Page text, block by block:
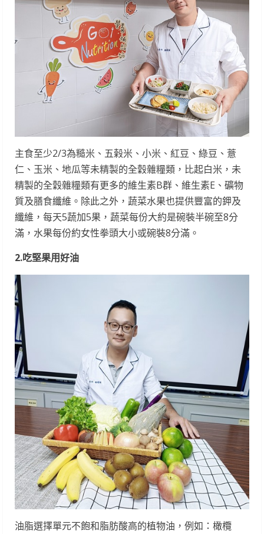
主食至少2/3為糙米、五榖米、小米、紅豆、綠豆、薏
仁、玉米、地瓜等未精製的全穀雜糧類，比起白米，未
精製的全穀雜糧類有更多的維生素B群、維生素E、礦物
質及膳食纖維。除此之外，蔬菜水果也提供豐富的鉀及
纖維，每天5蔬加5果，蔬菜每份大約是碗裝半碗至8分
滿，水果每份約女性拳頭大小或碗裝8分滿。
2.吃堅果用好油
油脂選擇單元不飽和脂肪酸高的植物油，例如：橄欖